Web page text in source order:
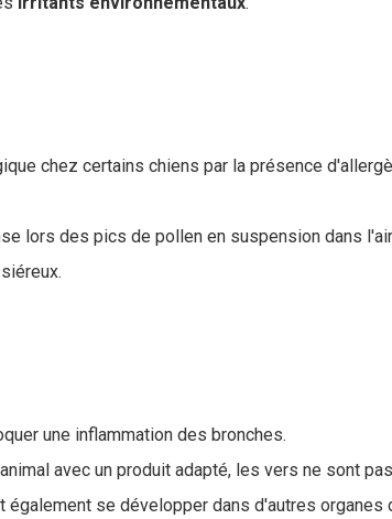
chez certains chiens par la présence
lors des pics de pollen en suspension dans
une inflammation des bronches.
avec un produit adapté, les vers ne sont
se développer dans d'autres